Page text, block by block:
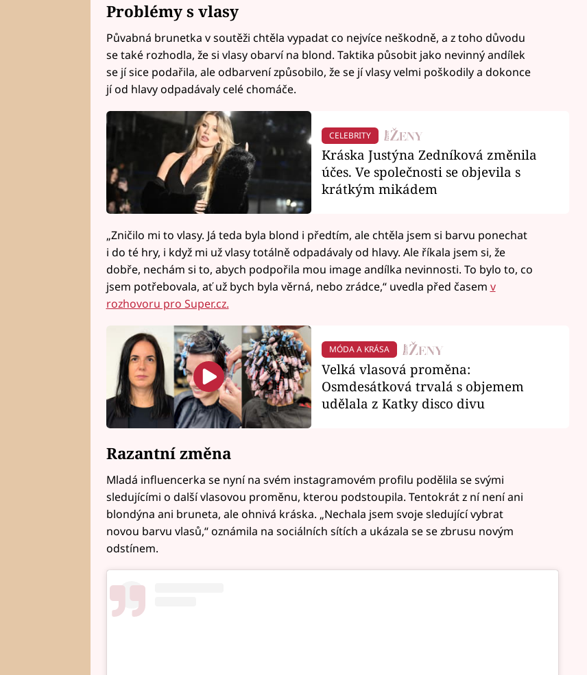
Problémy s vlasy
Půvabná brunetka v soutěži chtěla vypadat co nejvíce neškodně, a z toho důvodu
se také rozhodla, že si vlasy obarví na blond. Taktika působit jako nevinný andílek
se jí sice podařila, ale odbarvení způsobilo, že se jí vlasy velmi poškodily a dokonce
jí od hlavy odpadávaly celé chomáče.
CELEBRITY
Kráska Justýna Zedníková změnila
účes. Ve společnosti se objevila s
krátkým mikádem
„Zničilo mi to vlasy. Já teda byla blond i předtím, ale chtěla jsem si barvu ponechat
i do té hry, i když mi už vlasy totálně odpadávaly od hlavy. Ale říkala jsem si, že
dobře, nechám si to, abych podpořila mou image andílka nevinnosti. To bylo to, co
jsem potřebovala, ať už bych byla věrná, nebo zrádce,“ uvedla před časem v
rozhovoru pro Super.cz.
MÓDA A KRÁSA
Velká vlasová proměna:
Osmdesátková trvalá s objemem
udělala z Katky disco divu
Razantní změna
Mladá influencerka se nyní na svém instagramovém profilu podělila se svými
sledujícími o další vlasovou proměnu, kterou podstoupila. Tentokrát z ní není ani
blondýna ani bruneta, ale ohnivá kráska. „Nechala jsem svoje sledující vybrat
novou barvu vlasů,“ oznámila na sociálních sítích a ukázala se se zbrusu novým
odstínem.